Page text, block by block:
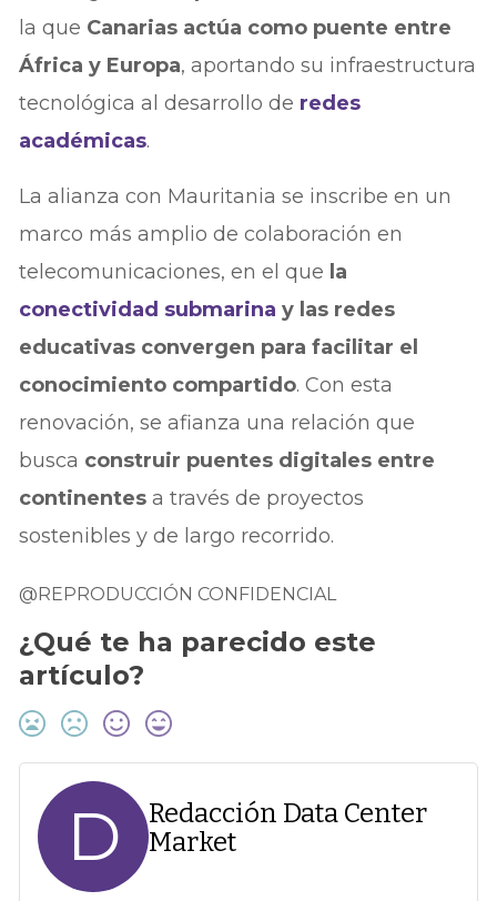
la que Canarias actúa como puente entre
África y Europa, aportando su infraestructura
tecnológica al desarrollo de redes
académicas.
La alianza con Mauritania se inscribe en un
marco más amplio de colaboración en
telecomunicaciones, en el que la
conectividad submarinay las redes
educativas convergen para facilitar el
conocimiento compartido. Con esta
renovación, se afianza una relación que
busca construir puentes digitales entre
continentes a través de proyectos
sostenibles y de largo recorrido.
@REPRODUCCIÓN CONFIDENCIAL
¿Qué te ha parecido este
artículo?
D
Redacción Data Center
Market